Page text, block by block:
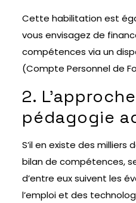
Cette habilitation est
vous envisagez de
compétences via un
(Compte Personnel de
2.
pédagogie
S’il en existe des milliers
bilan de compétences,
d’entre eux suivent les
l’emploi et des